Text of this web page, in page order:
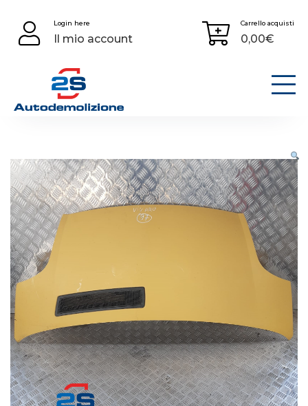
content
Login here
Il mio account
Carrello acquisti
0,00€